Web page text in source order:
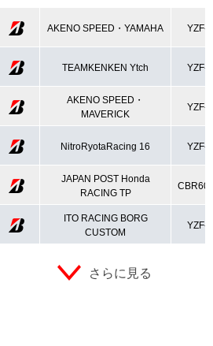
AKENO SPEED・YAMAHA YZF-
TEAMKENKEN Ytch YZF-
AKENO SPEED・
MAVERICK
YZF-
NitroRyotaRacing 16 YZF-
JAPAN POST Honda
RACING TP
ITO RACING BORG
CUSTOM
YZF-
さらに見る